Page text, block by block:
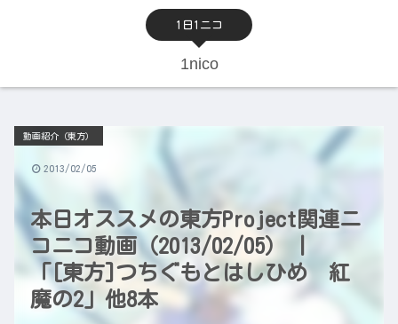
1日1ニコ
1nico
本日オススメの東方Project関連ニ
コニコ動画（2013/02/05） |
「[東方]つちぐもとはしひめ 紅
魔の2」他8本
動画紹介（東方）
2013/02/05